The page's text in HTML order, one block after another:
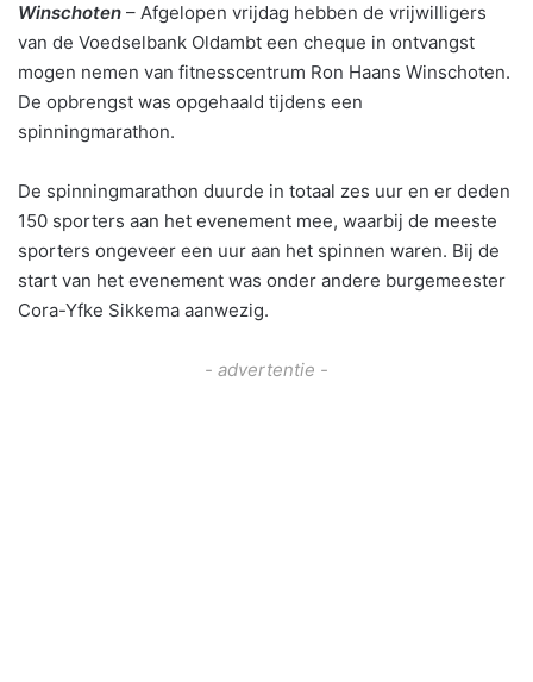
Winschoten – Afgelopen vrijdag hebben de vrijwilligers
van de Voedselbank Oldambt een cheque in ontvangst
mogen nemen van fitnesscentrum Ron Haans Winschoten.
De opbrengst was opgehaald tijdens een
spinningmarathon.
De spinningmarathon duurde in totaal zes uur en er deden
150 sporters aan het evenement mee, waarbij de meeste
sporters ongeveer een uur aan het spinnen waren. Bij de
start van het evenement was onder andere burgemeester
Cora-Yfke Sikkema aanwezig.
- advertentie -